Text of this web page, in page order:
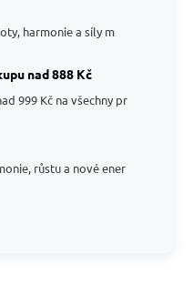
harmonie a síly m
nad 888 Kč
999 Kč na všechny pr
růstu a nové ener